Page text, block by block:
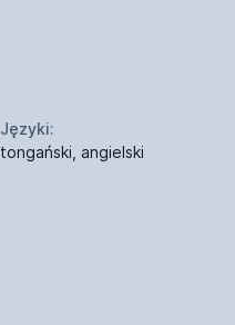
Języki:
tongański, angielski